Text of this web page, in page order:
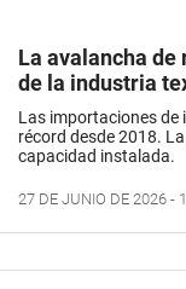
La avalancha
de la industria
Las importaciones de
récord desde 2018.
capacidad instalada.
27 DE JUNIO DE 2026 -